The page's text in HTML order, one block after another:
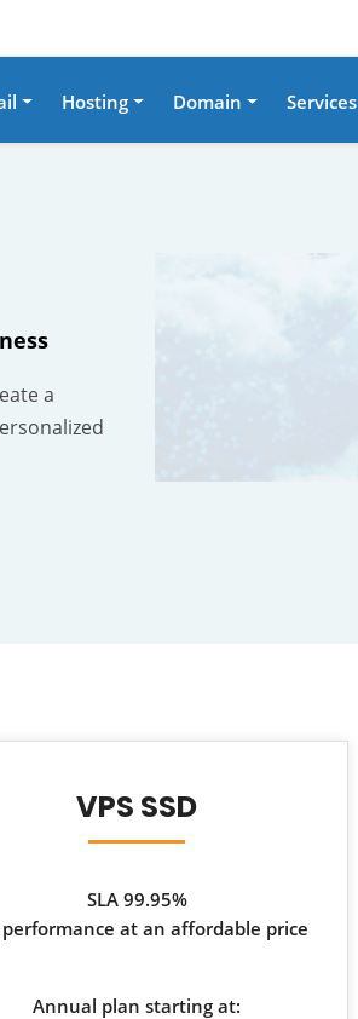
Hosting Domain Services
a
VPS SSD
SLA 99.95%
performance at an affordable price
Annual plan starting at: